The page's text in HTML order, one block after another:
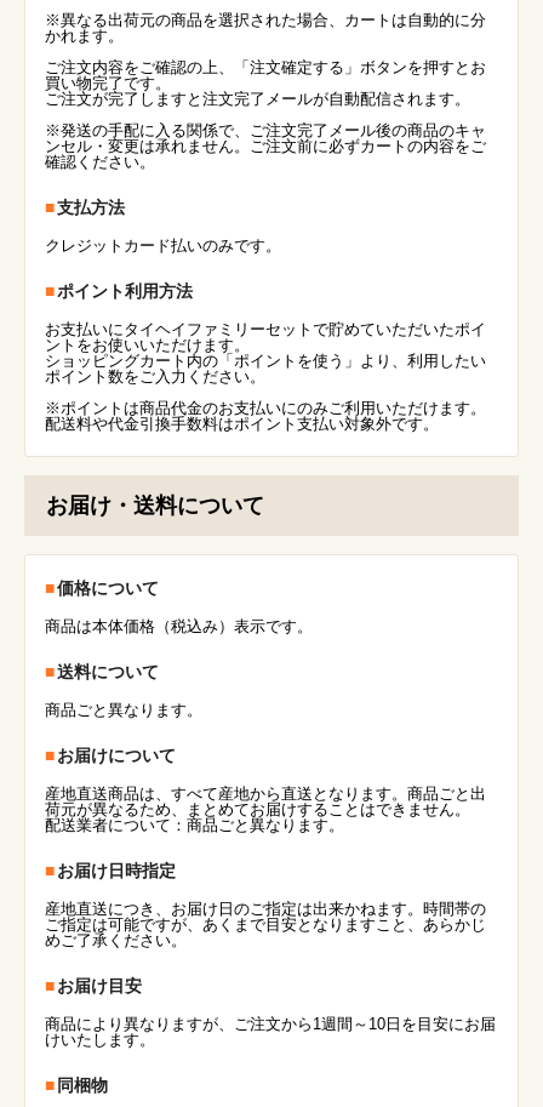
※異なる出荷元の商品を選択された場合、カートは自動的に分
かれます。
ご注文内容をご確認の上、「注文確定する」ボタンを押すとお
買い物完了です。
ご注文が完了しますと注文完了メールが自動配信されます。
※発送の手配に入る関係で、ご注文完了メール後の商品のキャ
ンセル・変更は承れません。ご注文前に必ずカートの内容をご
確認ください。
支払方法
クレジットカード払いのみです。
ポイント利用方法
お支払いにタイヘイファミリーセットで貯めていただいたポイ
ントをお使いいただけます。
ショッピングカート内の「ポイントを使う」より、利用したい
ポイント数をご入力ください。
※ポイントは商品代金のお支払いにのみご利用いただけます。
配送料や代金引換手数料はポイント支払い対象外です。
お届け・送料について
価格について
商品は本体価格（税込み）表示です。
送料について
商品ごと異なります。
お届けについて
産地直送商品は、すべて産地から直送となります。商品ごと出
荷元が異なるため、まとめてお届けすることはできません。
配送業者について：商品ごと異なります。
お届け日時指定
産地直送につき、お届け日のご指定は出来かねます。時間帯の
ご指定は可能ですが、あくまで目安となりますこと、あらかじ
めご了承ください。
お届け目安
商品により異なりますが、ご注文から1週間～10日を目安にお届
けいたします。
同梱物